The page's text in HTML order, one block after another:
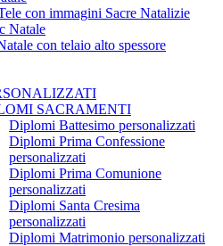
con immagini Sacre Natalizie
Natale
con telaio alto spessore
SACRAMENTI
Diplomi Battesimo personalizzati
Diplomi Prima Confessione
personalizzati
Diplomi Prima Comunione
personalizzati
Diplomi Santa Cresima
personalizzati
Diplomi Matrimonio personalizzati